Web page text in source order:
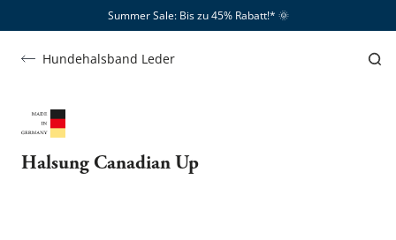
Summer Sale: Bis zu 45% Rabatt!*​ 🌞
Hundehalsband Leder
Halsung Canadian Up